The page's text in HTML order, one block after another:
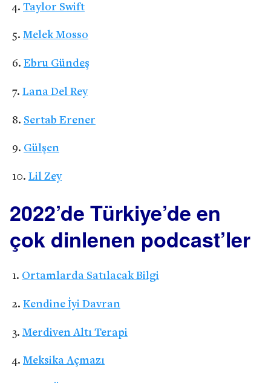
Taylor Swift
Melek Mosso
Ebru Gündeş
Lana Del Rey
Sertab Erener
Gülşen
Lil Zey
2022’de Türkiye’de en
çok dinlenen podcast’ler
Ortamlarda Satılacak Bilgi
Kendine İyi Davran
Merdiven Altı Terapi
Meksika Açmazı